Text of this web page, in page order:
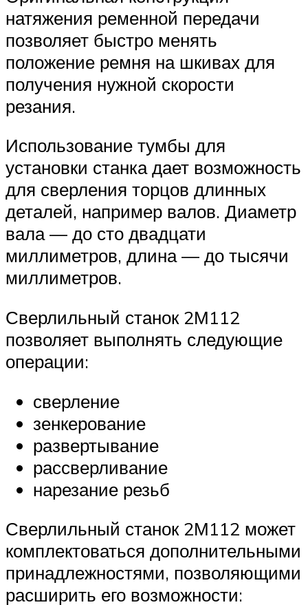
натяжения ременной передачи
позволяет быстро менять
положение ремня на шкивах для
получения нужной скорости
резания.
Использование тумбы для
установки станка дает возможность
для сверления торцов длинных
деталей, например валов. Диаметр
вала — до сто двадцати
миллиметров, длина — до тысячи
миллиметров.
Сверлильный станок 2М112
позволяет выполнять следующие
операции:
сверление
зенкерование
развертывание
рассверливание
нарезание резьб
Сверлильный станок 2М112 может
комплектоваться дополнительными
принадлежностями, позволяющими
расширить его возможности: